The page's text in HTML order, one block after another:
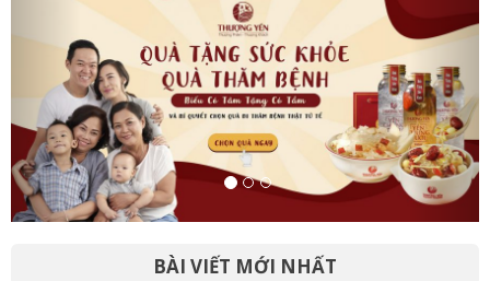
BÀI VIẾT MỚI NHẤT